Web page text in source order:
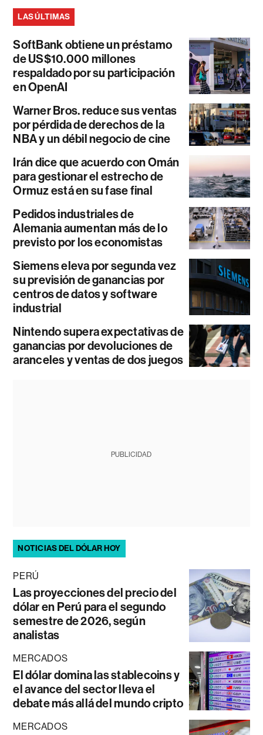
LAS ÚLTIMAS
SoftBank obtiene un préstamo
de US$10.000 millones
respaldado por su participación
en OpenAI
Warner Bros. reduce sus ventas
por pérdida de derechos de la
NBA y un débil negocio de cine
Irán dice que acuerdo con Omán
para gestionar el estrecho de
Ormuz está en su fase final
Pedidos industriales de
Alemania aumentan más de lo
previsto por los economistas
Siemens eleva por segunda vez
su previsión de ganancias por
centros de datos y software
industrial
Nintendo supera expectativas de
ganancias por devoluciones de
aranceles y ventas de dos juegos
PUBLICIDAD
NOTICIAS DEL DÓLAR HOY
PERÚ
Las proyecciones del precio del
dólar en Perú para el segundo
semestre de 2026, según
analistas
MERCADOS
El dólar domina las stablecoins y
el avance del sector lleva el
debate más allá del mundo cripto
MERCADOS